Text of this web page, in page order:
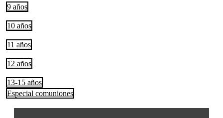
9 años
10 años
11 años
12 años
13-15 años
Especial comuniones